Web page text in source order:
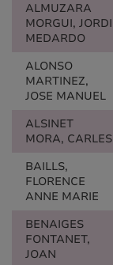
ALMUZARA
MORGUI, JORDI
MEDARDO
ALONSO
MARTINEZ,
JOSE MANUEL
ALSINET
MORA, CARLES
BAILLS,
FLORENCE
ANNE MARIE
BENAIGES
FONTANET,
JOAN